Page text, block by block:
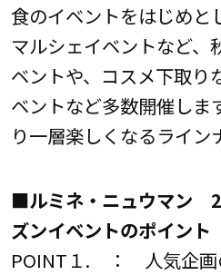
食のイベントをはじめと
マルシェイベントなど、
ベントや、コスメ下取り
ベントなど多数開催しま
り一層楽しくなるライン
■ルミネ・ニュウマン
ズンイベントのポイント
POINT１. ： 人気企画